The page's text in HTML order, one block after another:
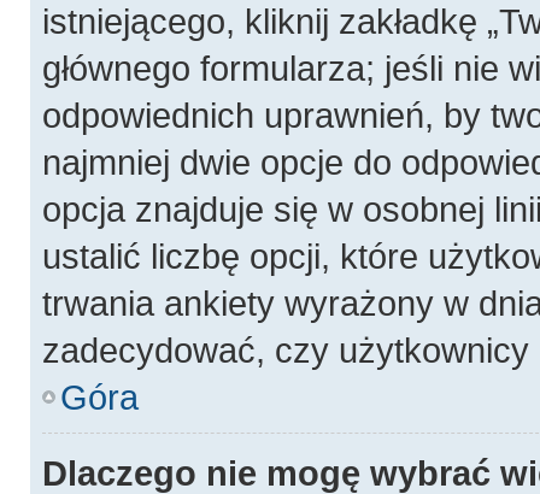
istniejącego, kliknij zakładkę
głównego formularza; jeśli nie
odpowiednich uprawnień, by
najmniej dwie opcje do
opcja znajduje się w osobnej
ustalić liczbę opcji, które
trwania ankiety wyrażony w
zadecydować, czy użytkownicy
Góra
Dlaczego nie mogę wybrać